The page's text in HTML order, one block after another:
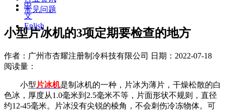
中
文
Enlish
常见问题
小型片冰机的3项定期要检查的地方
作者：广州市杏耀注册制冷科技有限公司
日期：2022-07-18
阅读量：
小型 片冰机是制冰机的一种，片冰为薄片，干燥松散的白
色冰，厚度从1.0毫米到2.5毫米不等，片面形状不规则，直径
约12-45毫米。片冰没有尖锐的棱角，不会刺伤冷冻物体。可